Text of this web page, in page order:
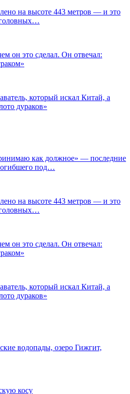
на высоте 443 метров — и это
он это сделал. Он отвечал:
который искал Китай, а
дураков»
как должное» — последние
под…
на высоте 443 метров — и это
он это сделал. Он отвечал:
который искал Китай, а
дураков»
водопады, озеро Гижгит,
косу